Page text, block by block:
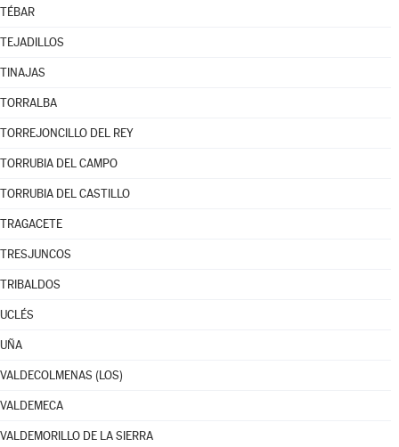
TÉBAR
TEJADILLOS
TINAJAS
TORRALBA
TORREJONCILLO DEL REY
TORRUBIA DEL CAMPO
TORRUBIA DEL CASTILLO
TRAGACETE
TRESJUNCOS
TRIBALDOS
UCLÉS
UÑA
VALDECOLMENAS (LOS)
VALDEMECA
VALDEMORILLO DE LA SIERRA